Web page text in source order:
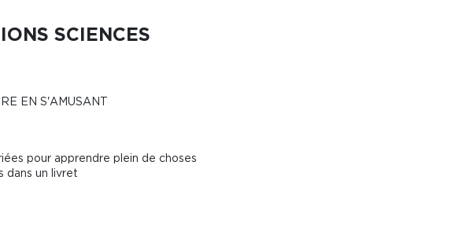
SCIENCES
EN S'AMUSANT
pour apprendre plein de choses
dans un livret